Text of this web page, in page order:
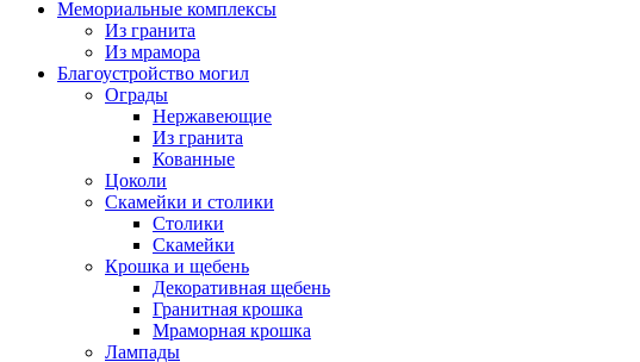
Мемориальные комплексы
Из гранита
Из мрамора
Благоустройство могил
Ограды
Нержавеющие
Из гранита
Кованные
Цоколи
Скамейки и столики
Столики
Скамейки
Крошка и щебень
Декоративная щебень
Гранитная крошка
Мраморная крошка
Лампады